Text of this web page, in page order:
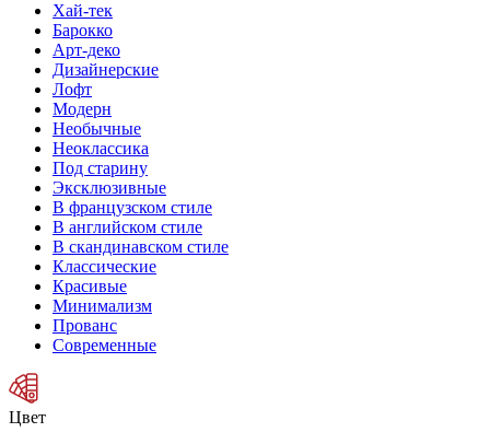
Хай-тек
Барокко
Арт-деко
Дизайнерские
Лофт
Модерн
Необычные
Неоклассика
Под старину
Эксклюзивные
В французском стиле
В английском стиле
В скандинавском стиле
Классические
Красивые
Минимализм
Прованс
Современные
Цвет